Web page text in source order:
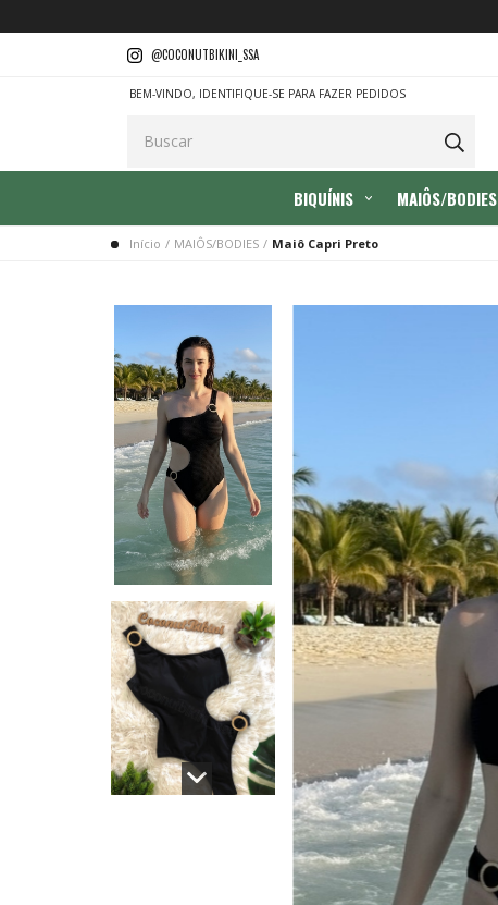
@COCONUTBIKINI_SSA
BEM-VINDO, IDENTIFIQUE-SE PARA FAZER PEDIDOS
BIQUÍNIS MAIÔS/BODIES
Início / MAIÔS/BODIES / Maiô Capri Preto